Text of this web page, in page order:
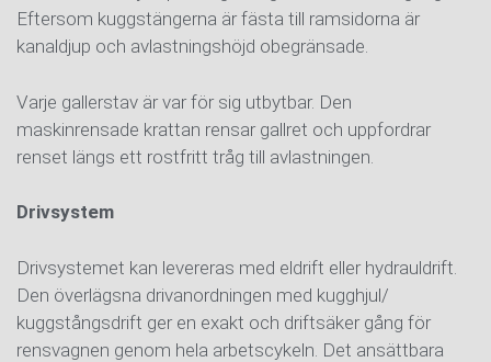
Eftersom kuggstängerna är fästa till ramsidorna är
kanaldjup och avlastningshöjd obegränsade.
Varje gallerstav är var för sig utbytbar. Den
maskinrensade krattan rensar gallret och uppfordrar
renset längs ett rostfritt tråg till avlastningen.
Drivsystem
Drivsystemet kan levereras med eldrift eller hydrauldrift.
Den överlägsna drivanordningen med kugghjul/
kuggstångsdrift ger en exakt och driftsäker gång för
rensvagnen genom hela arbetscykeln. Det ansättbara